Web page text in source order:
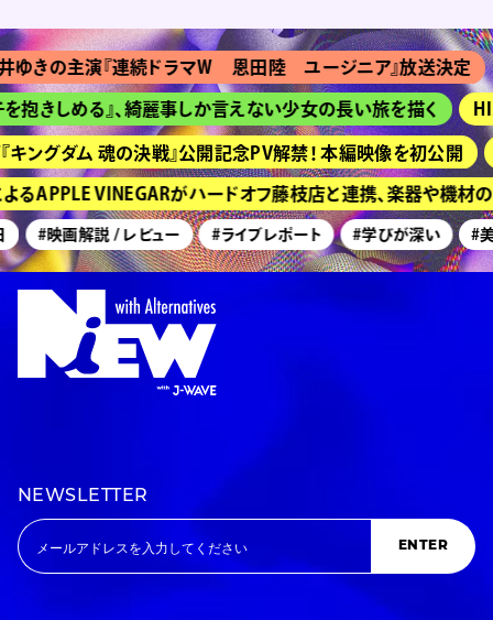
主演『連続ドラマＷ 恩田陸 ユージニア』放送決定 『Ｔ
める』、綺麗事しか言えない少女の長い旅を描く
ダム 魂の決戦』公開記念PV解禁！ 本編映像を初公開 京都
VINEGARがハードオフ藤枝店と連携、楽器や機材の買
#映画解説 / レビュー #ライブレポート #学びが深い #美術展
NEWSLETTER
ENTER